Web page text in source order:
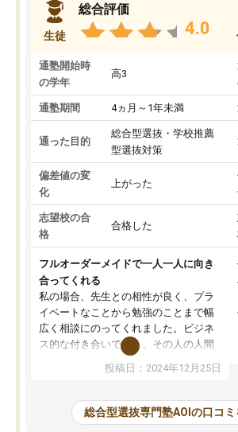
生徒
総合評価
4.0
通塾開始時
の学年
高3
通塾期間 4ヵ月～1年未満
通った目的
総合型選抜・学校推薦
型選抜対策
偏差値の変
化
上がった
志望校の合
格
合格した
フルオーダーメイドで一人一人に向き
合ってくれる
私の場合、先生との相性が良く、プラ
イベートなことから勉強のことまで幅
広く相談にのってくれました。ビジネ
ス的な付き合いでなく、その人の人間
性までを適切に把握し、むきあってい
るなぁと強く感じることできました。
と相談すると、他の先生も紹介してく
ださり、客観的なアドバイスもいただ
投稿日：2024年12月25日
総合型選抜専門塾AOIの口コ